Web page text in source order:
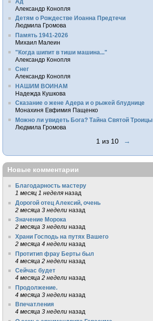
Александр Конопля
Детям о Рождестве Иоанна Предтечи
Людмила Громова
Память 1941-2026
Михаил Малеин
"Когда шипит в тиши машина..."
Александр Конопля
Снег
Александр Конопля
НАШИМ ВОИНАМ
Надежда Кушкова
Сказание о жене Адера и о рыжей блуднице
Монахиня Евфимия Пащенко
Можно ли увидеть Бога? Тайна Святой Троицы
Людмила Громова
1 из 10 →
Новые комментарии
Благодарность мастеру
1 месяц 1 неделя назад
Дорогой отец Алексий, очень
2 месяца 3 недели назад
Значение Морока
2 месяца 3 недели назад
Храни Господь на путях Вашего
2 месяца 4 недели назад
Протитип фрау Берты был
4 месяца 2 недели назад
Сейчас будет
4 месяца 2 недели назад
Продолжение.
4 месяца 3 недели назад
Впечатления
4 месяца 3 недели назад